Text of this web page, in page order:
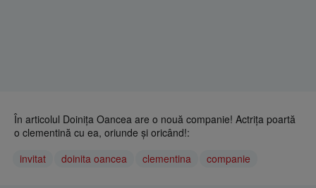
În articolul Doiniţa Oancea are o nouă companie! Actriţa poartă
o clementină cu ea, oriunde şi oricând!:
invitat
doinita oancea clementina companie